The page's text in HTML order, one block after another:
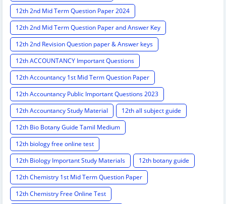
12th 2nd Mid Term Question Paper 2024
12th 2nd Mid Term Question Paper and Answer Key
12th 2nd Revision Question paper & Answer keys
12th ACCOUNTANCY Important Questions
12th Accountancy 1st Mid Term Question Paper
12th Accountancy Public Important Questions 2023
12th Accountancy Study Material
12th all subject guide
12th Bio Botany Guide Tamil Medium
12th biology free online test
12th Biology Important Study Materials
12th botany guide
12th Chemistry 1st Mid Term Question Paper
12th Chemistry Free Online Test